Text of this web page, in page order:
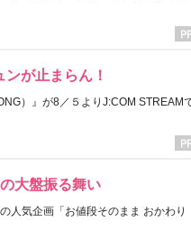
が止まらん！
）』が8／５よりJ:COM STREAM
大盤振る舞い
人気企画「お値段そのまま おかわり